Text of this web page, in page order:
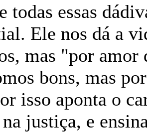
todas essas
Ele nos dá a
mas "por amor
bons, mas
isso aponta o
justiça, e